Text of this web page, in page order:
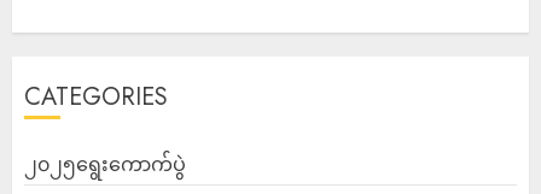
CATEGORIES
၂၀၂၅ရွေးကောက်ပွဲ